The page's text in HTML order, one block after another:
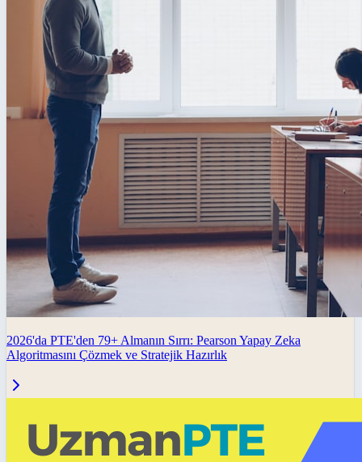
2026'da PTE'den 79+ Almanın Sırrı: Pearson Yapay Zeka
Algoritmasını Çözmek ve Stratejik Hazırlık